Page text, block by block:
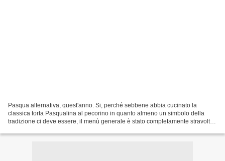
Pasqua alternativa, quest'anno. Si, perché sebbene abbia cucinato la
classica torta Pasqualina al pecorino in quanto almeno un simbolo della
tradizione ci deve essere, il menù generale è stato completamente stravolto.